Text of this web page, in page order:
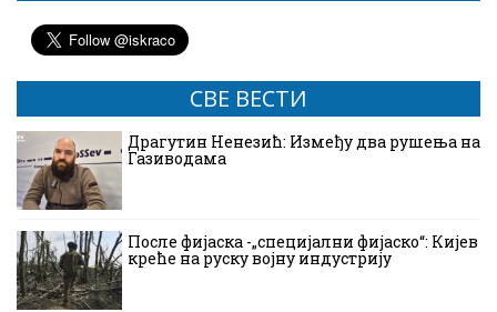
СВЕ ВЕСТИ
Драгутин Ненезић: Између два рушења на
Газиводама
После фијаска -„специјални фијаско“: Кијев
креће на руску војну индустрију